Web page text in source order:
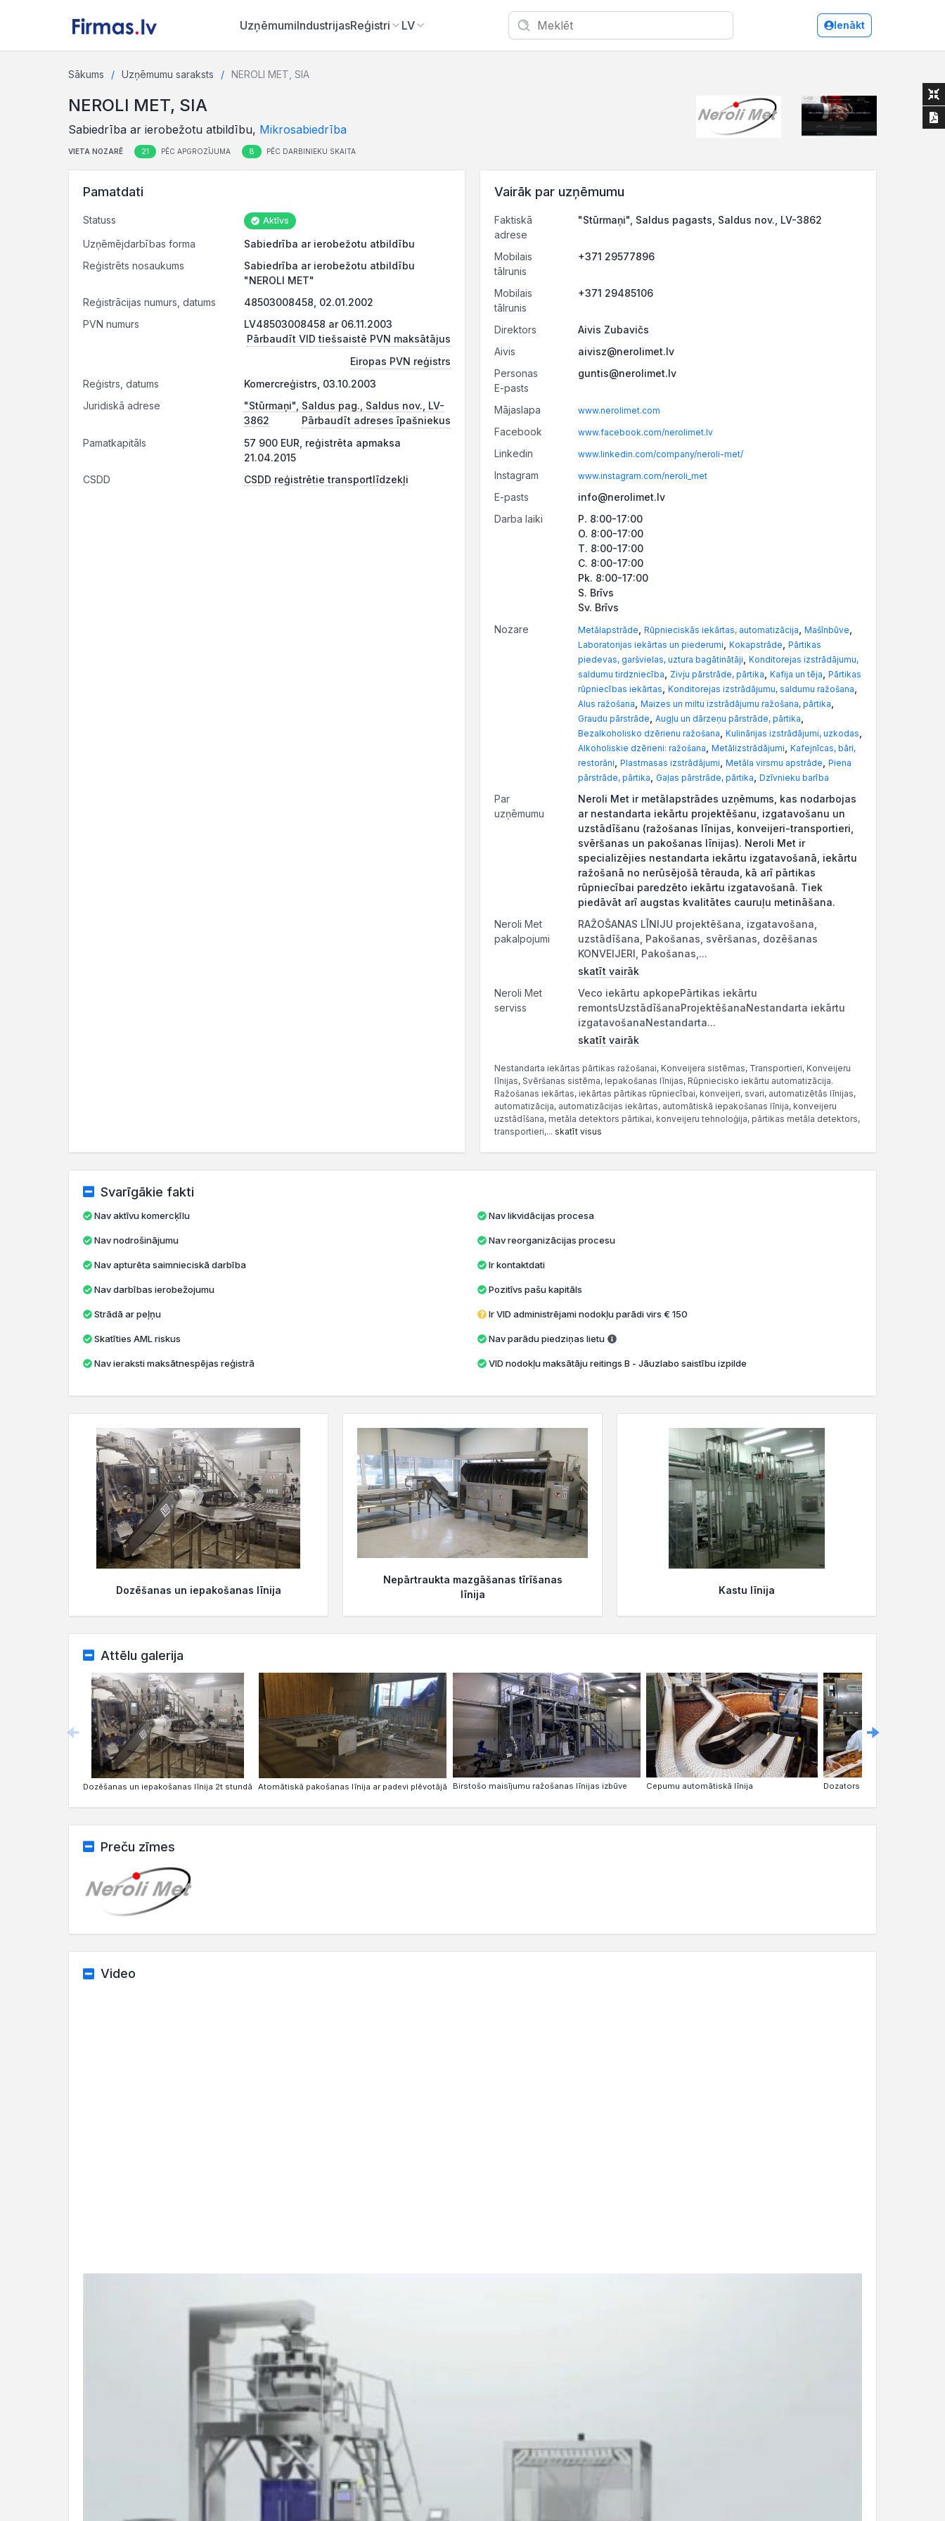
UzņēmumiIndustrijasReģistri LV Ienākt
Sākums Uzņēmumu saraksts NEROLI MET, SIA
NEROLI MET, SIA
Sabiedrība ar ierobežotu atbildību, Mikrosabiedrība
VIETA NOZARĒ 21 PĒC APGROZĪJUMA 8 PĒC DARBINIEKU SKAITA
Pamatdati
Statuss Aktīvs
Uzņēmējdarbības forma
Sabiedrība ar ierobežotu atbildību
Reģistrēts nosaukums
Sabiedrība ar ierobežotu atbildību
"NEROLI MET"
Reģistrācijas numurs, datums
48503008458, 02.01.2002
PVN numurs
LV48503008458 ar 06.11.2003
Pārbaudīt VID tiešsaistē PVN maksātājus
Eiropas PVN reģistrs
Reģistrs, datums
Komercreģistrs, 03.10.2003
Juridiskā adrese
"Stūrmaņi", Saldus pag., Saldus nov., LV-
3862
Pārbaudīt adreses īpašniekus
Pamatkapitāls
57 900 EUR, reģistrēta apmaksa
21.04.2015
CSDD
CSDD reģistrētie transportlīdzekļi
Vairāk par uzņēmumu
Faktiskā
adrese
"Stūrmaņi", Saldus pagasts, Saldus nov., LV-3862
Mobilais
tālrunis
+371 29577896
Mobilais
tālrunis
+371 29485106
Direktors
Aivis Zubavičs
Aivis
aivisz@nerolimet.lv
Personas
E-pasts
guntis@nerolimet.lv
Mājaslapa www.nerolimet.com
Facebook www.facebook.com/nerolimet.lv
Linkedin www.linkedin.com/company/neroli-met/
Instagram www.instagram.com/neroli_met
E-pasts
info@nerolimet.lv
Darba laiki
P. 8:00-17:00
O. 8:00-17:00
T. 8:00-17:00
C. 8:00-17:00
Pk. 8:00-17:00
S. Brīvs
Sv. Brīvs
Nozare
Metālapstrāde Rūpnieciskās iekārtas, automatizācija Mašīnbūve
Laboratorijas iekārtas un piederumi Kokapstrāde Pārtikas
piedevas, garšvielas, uztura bagātinātāji Konditorejas izstrādājumu,
saldumu tirdzniecība
Zivju pārstrāde, pārtika Kafija un tēja Pārtikas
rūpniecības iekārtas Konditorejas izstrādājumu, saldumu ražošana
Alus ražošana Maizes un miltu izstrādājumu ražošana, pārtika
Graudu pārstrāde Augļu un dārzeņu pārstrāde, pārtika
Bezalkoholisko dzērienu ražošana Kulinārijas izstrādājumi, uzkodas
Alkoholiskie dzērieni: ražošana Metālizstrādājumi Kafejnīcas, bāri,
restorāni Plastmasas izstrādājumi Metāla virsmu apstrāde Piena
pārstrāde, pārtika Gaļas pārstrāde, pārtika Dzīvnieku barība
Par
uzņēmumu
Neroli Met ir metālapstrādes uzņēmums, kas nodarbojas
ar nestandarta iekārtu projektēšanu, izgatavošanu un
uzstādīšanu (ražošanas līnijas, konveijeri-transportieri,
svēršanas un pakošanas līnijas). Neroli Met ir
specializējies nestandarta iekārtu izgatavošanā, iekārtu
ražošanā no nerūsējošā tērauda, kā arī pārtikas
rūpniecībai paredzēto iekārtu izgatavošanā. Tiek
piedāvāt arī augstas kvalitātes cauruļu metināšana.
Neroli Met
pakalpojumi
RAŽOŠANAS LĪNIJU projektēšana, izgatavošana,
uzstādīšana, Pakošanas, svēršanas, dozēšanas
KONVEIJERI, Pakošanas,...
skatīt vairāk
Neroli Met
serviss
Veco iekārtu apkopePārtikas iekārtu
remontsUzstādīšanaProjektēšanaNestandarta iekārtu
izgatavošanaNestandarta...
skatīt vairāk
Nestandarta iekārtas pārtikas ražošanai, Konveijera sistēmas, Transportieri, Konveijeru
līnijas, Svēršanas sistēma, Iepakošanas līnijas, Rūpniecisko iekārtu automatizācija.
Ražošanas iekārtas, iekārtas pārtikas rūpniecībai, konveijeri, svari, automatizētās līnijas,
automatizācija, automatizācijas iekārtas, automātiskā iepakošanas līnija, konveijeru
uzstādīšana, metāla detektors pārtikai, konveijeru tehnoloģija, pārtikas metāla detektors,
transportieri,... skatīt visus
Svarīgākie fakti
Nav aktīvu komercķīlu
Nav nodrošinājumu
Nav apturēta saimnieciskā darbība
Nav darbības ierobežojumu
Strādā ar peļņu
Skatīties AML riskus
Nav ieraksti maksātnespējas reģistrā
Nav likvidācijas procesa
Nav reorganizācijas procesu
Ir kontaktdati
Pozitīvs pašu kapitāls
Ir VID administrējami nodokļu parādi virs € 150
Nav parādu piedziņas lietu
VID nodokļu maksātāju reitings B - Jāuzlabo saistību izpilde
Dozēšanas un iepakošanas līnija
Nepārtraukta mazgāšanas tīrīšanas
līnija
Kastu līnija
Attēlu galerija
Dozēšanas un iepakošanas līnija 2t stundā Atomātiskā pakošanas līnija ar padevi plēvotājā Birstošo maisījumu ražošanas līnijas izbūve Cepumu automātiskā līnija Dozators 1t 1h
Preču zīmes
Video